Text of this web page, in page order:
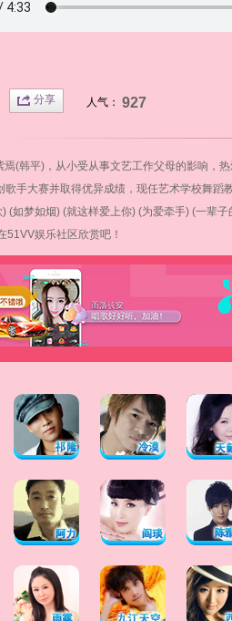
分享 人气： 927
焉(韩平)，从小受从事文艺工作父母的影响，
歌手大赛并取得优异成绩，现任艺术学校舞
(如梦如烟) (就这样爱上你) (为爱牵手) (一辈
51VV娱乐社区欣赏吧！